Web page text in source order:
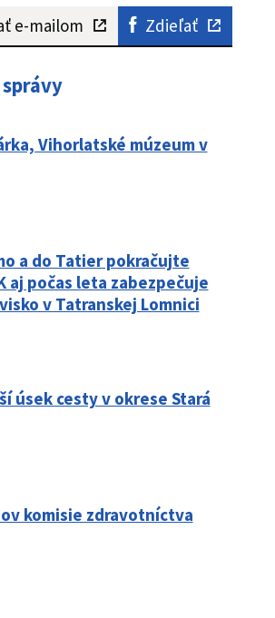
e-mailom Zdieľať
Vihorlatské múzeum v
a do Tatier pokračujte
aj počas leta zabezpečuje
v Tatranskej Lomnici
úsek cesty v okrese Stará
komisie zdravotníctva